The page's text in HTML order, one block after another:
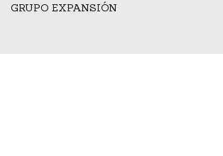
GRUPO EXPANSIÓN